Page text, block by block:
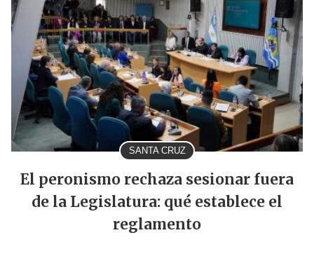
SANTA CRUZ
El peronismo rechaza sesionar fuera
de la Legislatura: qué establece el
reglamento